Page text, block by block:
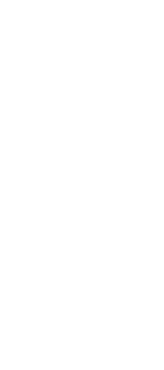
Lo ha contado este
aprovechado para
aunque ella ha
vivo?”, pregunta la
en su casa. “Ahora
queda esperar a
tirar mi vida y todo
Los azotes